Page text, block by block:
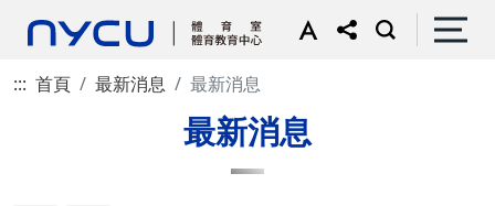
::: 首頁 最新消息 最新消息
最新消息